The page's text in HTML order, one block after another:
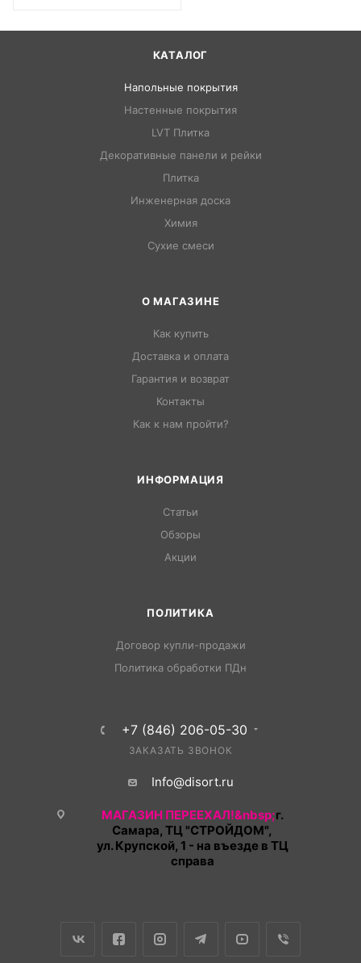
КАТАЛОГ
Напольные покрытия
Настенные покрытия
LVT Плитка
Декоративные панели и рейки
Плитка
Инженерная доска
Химия
Сухие смеси
О МАГАЗИНЕ
Как купить
Доставка и оплата
Гарантия и возврат
Контакты
Как к нам пройти?
ИНФОРМАЦИЯ
Статьи
Обзоры
Акции
ПОЛИТИКА
Договор купли-продажи
Политика обработки ПДн
+7 (846) 206-05-30
ЗАКАЗАТЬ ЗВОНОК
Info@disort.ru
МАГАЗИН ПЕРЕЕХАЛ!&nbsp;г.
Самара, ТЦ "СТРОЙДОМ",
ул. Крупской, 1 - на въезде в ТЦ
справа